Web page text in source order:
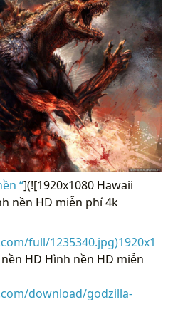
“](![1920x1080 Hawaii
nền HD miễn phí 4k
full/1235340.jpg)1920x1
HD Hình nền HD miễn
download/godzilla-